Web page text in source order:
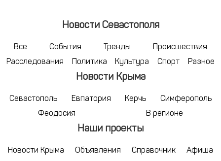
Новости Севастополя
Все События Тренды
Происшествия
Расследования
Политика Культура Спорт Разное
Новости Крыма
Севастополь Евпатория Керчь
Симферополь
Феодосия
В регионе
Наши проекты
Новости Крыма Объявления Справочник
Афиша